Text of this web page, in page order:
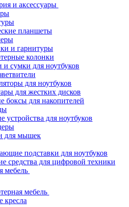
и аксессуары
планшеты
и гарнитуры
колонки
и сумки для ноутбуков
для ноутбуков
для жестких дисков
боксы для накопителей
устройства для ноутбуков
для мышек
подставки для ноутбуков
средства для цифровой техники
мебель
мебель
кресла